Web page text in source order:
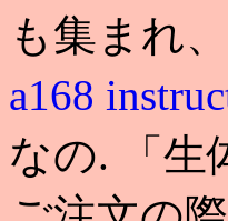
も集まれ
a168
なの. 「生